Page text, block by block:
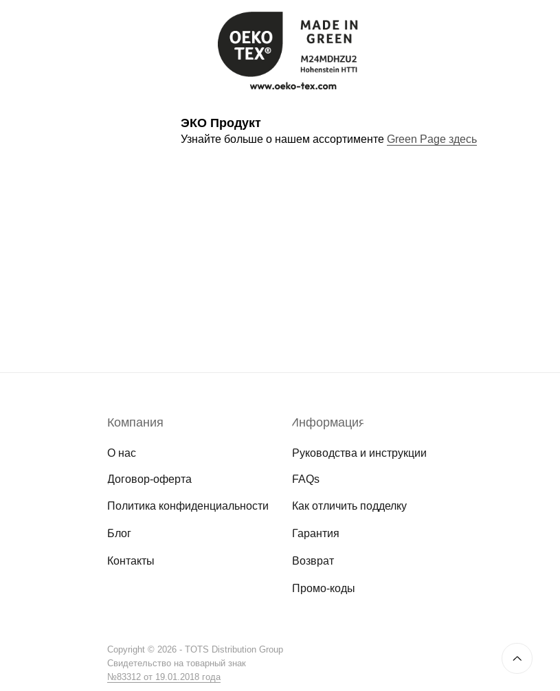
ЭКО Продукт
Узнайте больше о нашем ассортименте Green Page здесь
Компания
О нас
Договор-оферта
Политика конфиденциальности Как отличить подделку
Блог
Контакты
Copyright © 2026 - TOTS Distribution Group
Свидетельство на товарный знак
№83312 от 19.01.2018 года
Информация
Руководства и инструкции
FAQs
Гарантия
Возврат
Промо-коды